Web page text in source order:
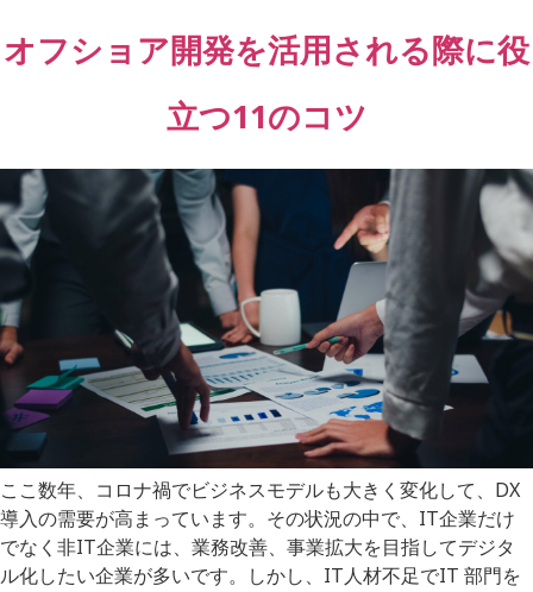
オフショア開発を活用される際に役
立つ11のコツ
ここ数年、コロナ禍でビジネスモデルも大きく変化して、DX
導入の需要が高まっています。その状況の中で、IT企業だけ
でなく非IT企業には、業務改善、事業拡大を目指してデジタ
ル化したい企業が多いです。しかし、IT人材不足でIT 部門を